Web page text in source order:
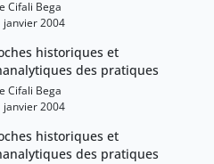
Cifali Bega
janvier 2004
historiques et
des pratiques
Cifali Bega
janvier 2004
historiques et
des pratiques